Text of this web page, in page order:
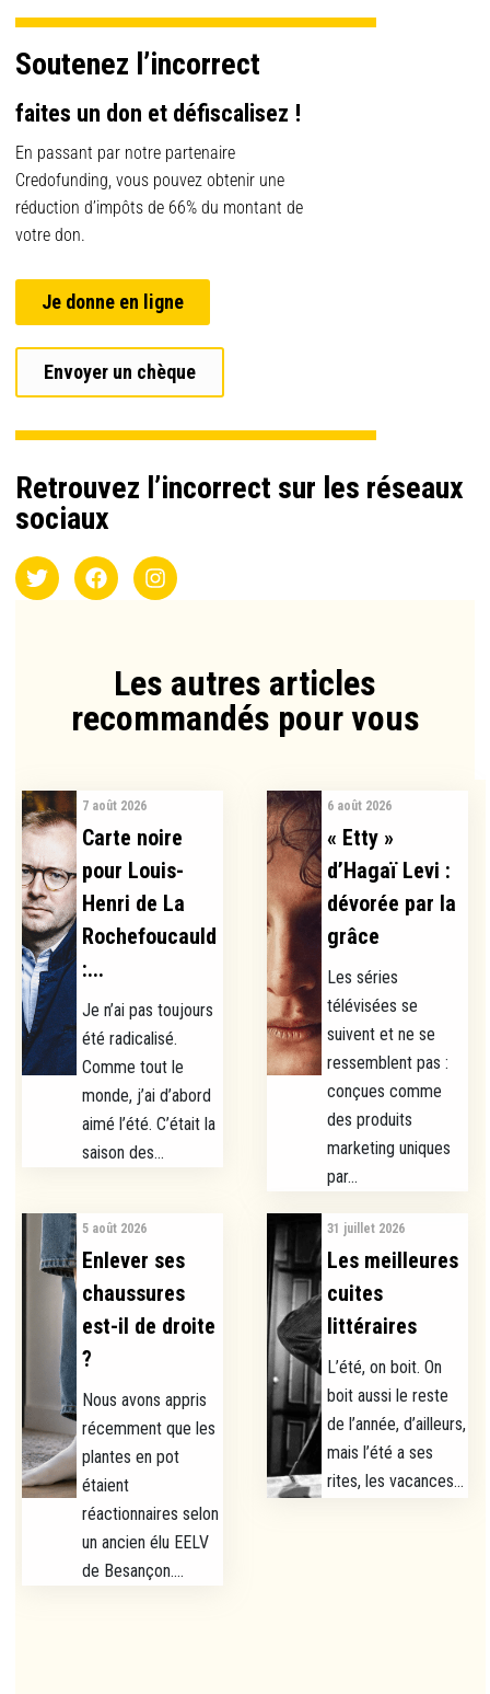
Soutenez l’incorrect
faites un don et défiscalisez !
En passant par notre partenaire
Credofunding, vous pouvez obtenir une
réduction d’impôts de 66% du montant de
votre don.
Je donne en ligne
Envoyer un chèque
Retrouvez l’incorrect sur les réseaux
sociaux
Les autres articles
recommandés pour vous​
7 août 2026
Carte noire
pour Louis-
Henri de La
Rochefoucauld
:...
Je n’ai pas toujours
été radicalisé.
Comme tout le
monde, j’ai d’abord
aimé l’été. C’était la
saison des...
6 août 2026
« Etty »
d’Hagaï Levi :
dévorée par la
grâce
Les séries
télévisées se
suivent et ne se
ressemblent pas :
conçues comme
des produits
marketing uniques
par...
5 août 2026
Enlever ses
chaussures
est-il de droite
?
Nous avons appris
récemment que les
plantes en pot
étaient
réactionnaires selon
un ancien élu EELV
de Besançon....
31 juillet 2026
Les meilleures
cuites
littéraires
L’été, on boit. On
boit aussi le reste
de l’année, d’ailleurs,
mais l’été a ses
rites, les vacances...